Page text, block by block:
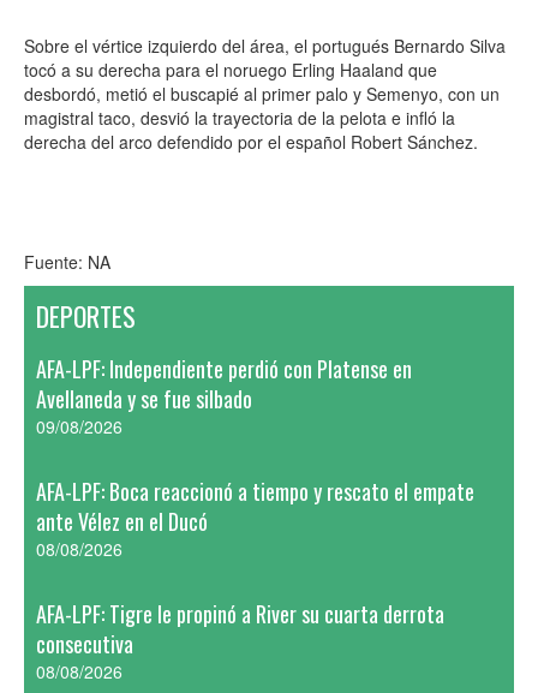
Sobre el vértice izquierdo del área, el portugués Bernardo Silva
tocó a su derecha para el noruego Erling Haaland que
desbordó, metió el buscapié al primer palo y Semenyo, con un
magistral taco, desvió la trayectoria de la pelota e infló la
derecha del arco defendido por el español Robert Sánchez.
Fuente: NA
DEPORTES
AFA-LPF: Independiente perdió con Platense en
Avellaneda y se fue silbado
09/08/2026
AFA-LPF: Boca reaccionó a tiempo y rescato el empate
ante Vélez en el Ducó
08/08/2026
AFA-LPF: Tigre le propinó a River su cuarta derrota
consecutiva
08/08/2026